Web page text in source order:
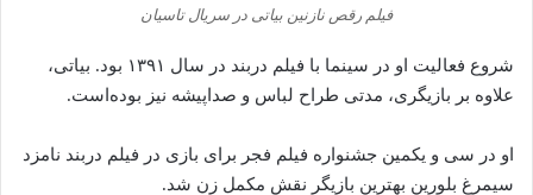
فیلم رقص نازنین بیاتی در سریال تاسیان
شروع فعالیت او در سینما با فیلم دربند در سال ۱۳۹۱ بود. بیاتی،
علاوه بر بازیگری، مدتی طراح لباس و صداپیشه نیز بوده‌است.
او در سی و یکمین جشنواره فیلم فجر برای بازی در فیلم دربند نامزد
سیمرغ بلورین بهترین بازیگر نقش مکمل زن شد.